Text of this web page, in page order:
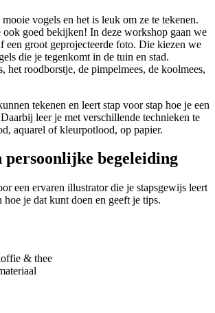
vogels en het is leuk om ze te tekenen.
ook goed bekijken! In deze workshop gaan we
een groot geprojecteerde foto. Die kiezen we
die je tegenkomt in de tuin en stad.
het roodborstje, de pimpelmees, de koolmees,
tekenen en leert stap voor stap hoe je een
leer je met verschillende technieken te
aquarel of kleurpotlood, op papier.
begeleiding
een ervaren illustrator die je stapsgewijs leert
hoe je dat kunt doen en geeft je tips.
& thee